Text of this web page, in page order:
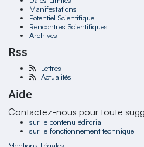
Manifestations
Potentiel Scientifique
Rencontres Scientifiques
Archives
Rss
Lettres
Actualités
Aide
Contactez-nous pour toute
sur le contenu éditorial
sur le fonctionnement technique
Mentions Légales